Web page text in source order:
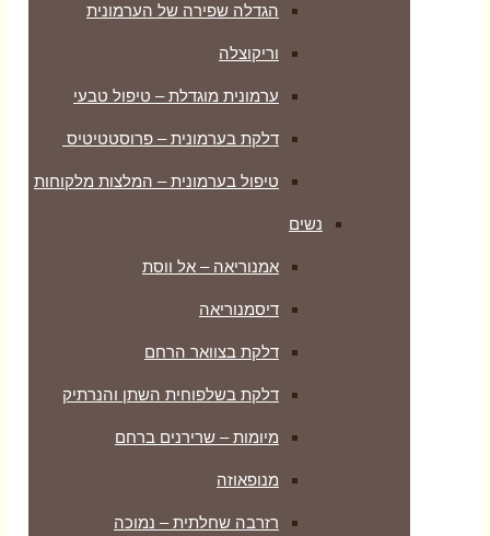
הגדלה שפירה של הערמונית
וריקוצלה
ערמונית מוגדלת – טיפול טבעי
דלקת בערמונית – פרוסטטיטיס
טיפול בערמונית – המלצות מלקוחות
נשים
אמנוריאה – אל ווסת
דיסמנוריאה
דלקת בצוואר הרחם
דלקת בשלפוחית השתן והנרתיק
מיומות – שרירנים ברחם
מנופאוזה
רזרבה שחלתית – נמוכה